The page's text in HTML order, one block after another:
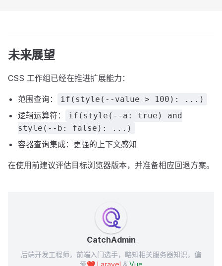
未来展望
CSS 工作组已经在推进扩展能力：
范围查询： if(style(--value > 100): ...)
逻辑运算符：
if(style(--a: true) and
style(--b: false): ...)
容器查询集成：更强的上下文感知
在使用前建议评估目标浏览器版本，并准备相应回退方案。
CatchAdmin
后端开发工程师，前端入门选手，略知相关服务器知识，偏
爱❤️ Laravel & Vue